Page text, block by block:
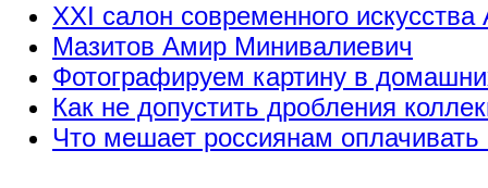
XXI салон современного искусства
Мазитов Амир Минивалиевич
Фотографируем картину в
Как не допустить дробления
Что мешает россиянам